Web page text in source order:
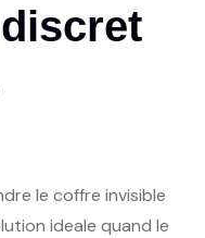
le coffre invisible
ideale quand le